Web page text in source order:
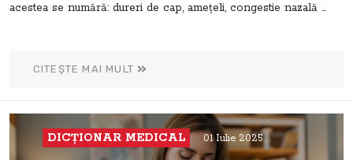
acestea se numără: dureri de cap, amețeli, congestie nazală ...
CITEȘTE MAI MULT
DICŢIONAR MEDICAL 01 Iulie 2025